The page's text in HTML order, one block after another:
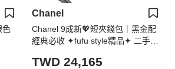
色
Chanel
Chanel 9成新💖短夾錢包｜黑金配
經典必收 ✦fufu style精品✦ 二手香
TWD 24,165